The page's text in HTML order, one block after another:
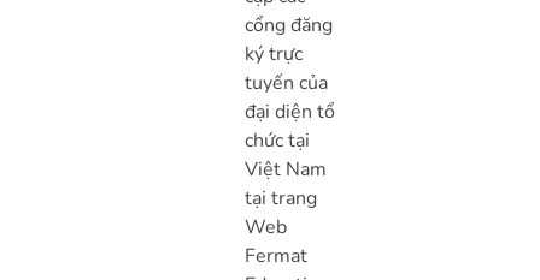
cổng đăng
ký trực
tuyến của
đại diện tổ
chức tại
Việt Nam
tại trang
Web
Fermat